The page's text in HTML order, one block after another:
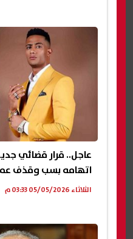
عاجل.. قرار قضائي
اتهامه بسب وقذف
الثلاثاء 05/05/2026 03:33 م